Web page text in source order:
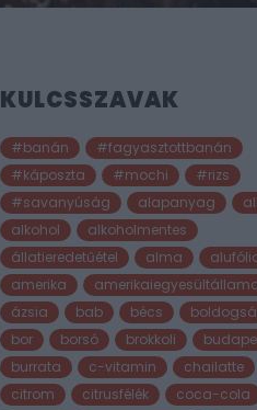
KULCSSZAVAK
#banán
#fagyasztottbanán
#káposzta
#mochi
#rizs
#savanyúság
alapanyag
alkohol
alkoholmentes
állatieredetűétel
alma
amerika
ázsia
bab bécs
bor
borsó brokkoli
burrata
c-vitamin chailatte
citrom
citrusfélék
coca-cola